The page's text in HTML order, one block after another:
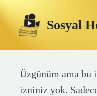
Skip
to
content
Sosyal
Üzgünüm ama
izniniz yok.